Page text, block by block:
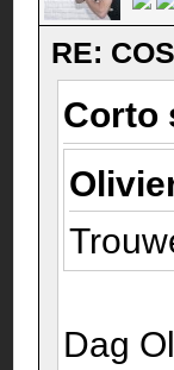
RE:
Corto
Dag